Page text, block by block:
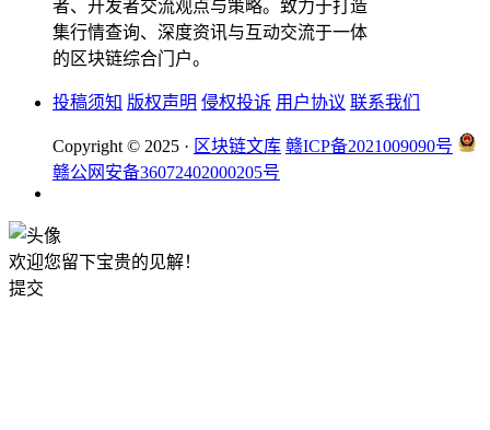
者、开发者交流观点与策略。致力于打造
集行情查询、深度资讯与互动交流于一体
的区块链综合门户。
投稿须知 版权声明 侵权投诉 用户协议 联系我们
Copyright © 2025 · 区块链文库 赣ICP备2021009090号
赣公网安备36072402000205号
欢迎您留下宝贵的见解！
提交